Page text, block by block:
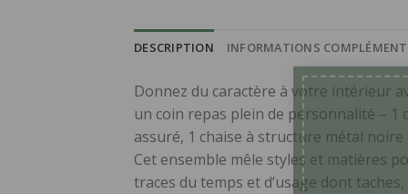
DESCRIPTION INFORMATIONS
Donnez du caractère à votre intérieur
un coin repas plein de personnalité – 1
assuré, 1 chaise à structure métal
Cet ensemble mêle styles et matières
traces du temps et d’usage dont